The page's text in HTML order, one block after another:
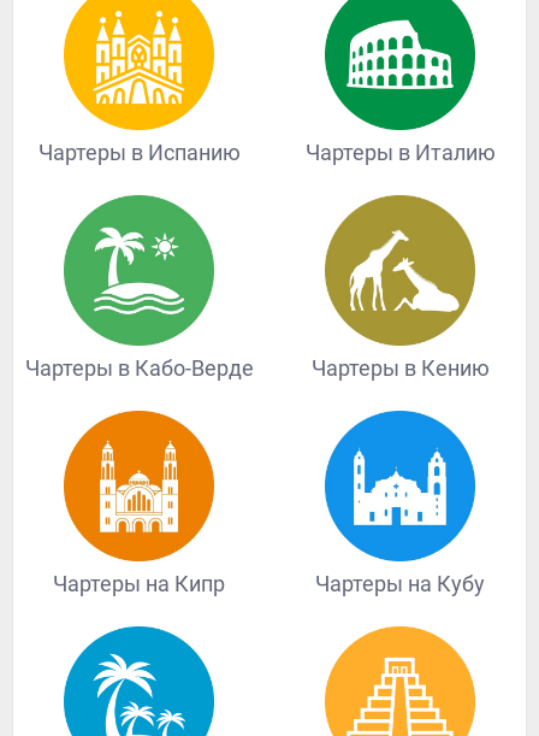
Чартеры в Испанию Чартеры в Италию
Чартеры в Кабо-Верде Чартеры в Кению
Чартеры на Кипр Чартеры на Кубу